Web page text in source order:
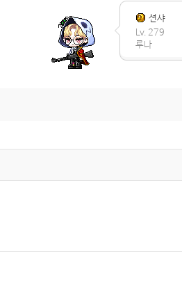
션샤
Lv. 279
루나